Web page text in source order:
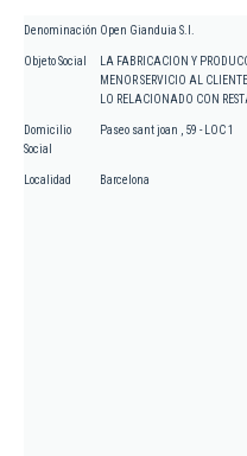
Denominación Open Gianduia S.l.
Objeto Social
LA FABRICACION Y
MENOR SERVICIO AL
LO RELACIONADO CON
Domicilio
Social
Paseo sant joan , 59 - LOC 1
Localidad Barcelona